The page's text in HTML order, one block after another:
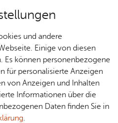
Stadt
ent­de­cken
Füh­run­gen
&
und andere
Einige von diesen
Es können personenbezogene
für personalisierte Anzeigen
von Anzeigen und Inhalten
Informationen über die
Daten finden Sie in
.